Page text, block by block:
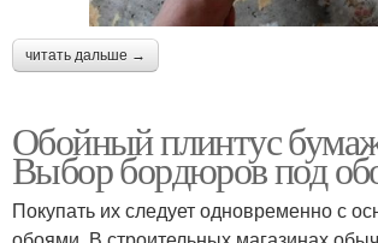
читать дальше →
Обойный плинтус
Выбор бордюров под
Покупать их следует одновременно с